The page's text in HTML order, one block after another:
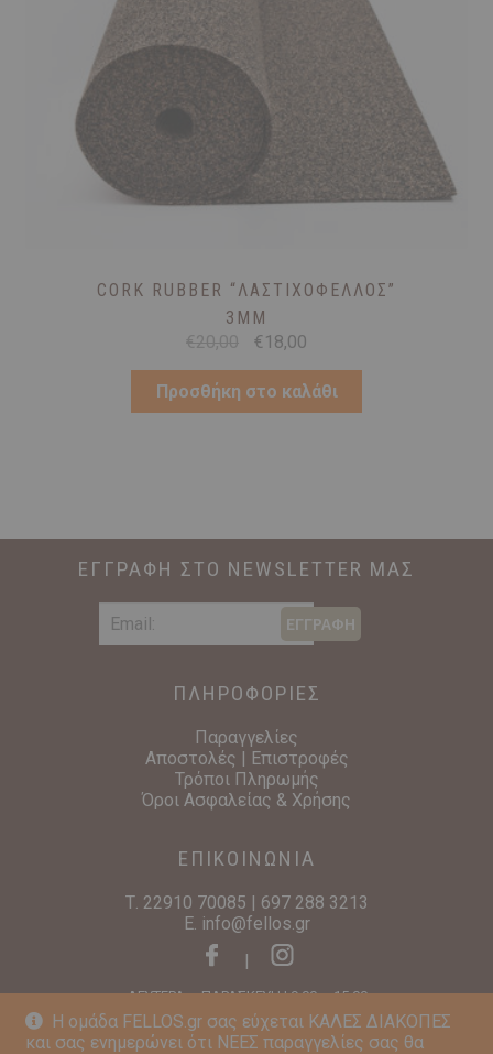
Η ομάδα FELLOS.gr σας εύχεται ΚΑΛΕΣ ΔΙΑΚΟΠΕΣ
και σας ενημερώνει ότι ΝΕΕΣ παραγγελίες σας θα
CORK RUBBER “ΛΑΣΤΙΧΟΦΕΛΛΌΣ”
3MM
€20,00
Original
was:
€20,00.
€ 18,00Η
τιμή
είναι:
Προσθήκη στο καλάθι
ΕΓΓΡΑΦΗ ΣΤΟ NEWSLETTER ΜΑΣ
ΕΓΓΡΑΦΗ
ΠΛΗΡΟΦΟΡΙΕΣ
Παραγγελίες
Αποστολές | Επιστροφές
Τρόποι Πληρωμής
Όροι Ασφαλείας & Χρήσης
ΕΠΙΚΟΙΝΩΝΙΑ
Τ. 22910 70085 | 697 288 3213
E. info@fellos.gr
|
ΔΕΥΤΕΡΑ – ΠΑΡΑΣΚΕΥΗ | 9:00 – 15:00